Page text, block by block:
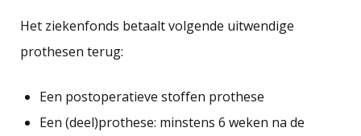
Het ziekenfonds betaalt volgende uitwendige
prothesen terug:
Een postoperatieve stoffen prothese
Een (deel)prothese: minstens 6 weken na de